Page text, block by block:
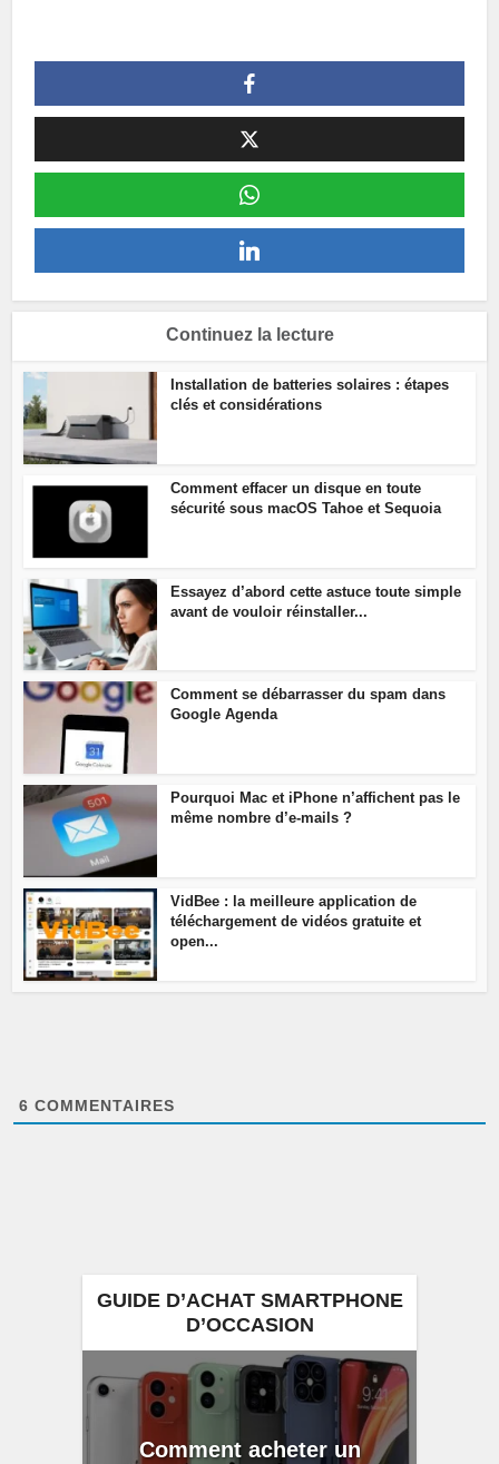
Continuez la lecture
Installation de batteries solaires : étapes
clés et considérations
Comment effacer un disque en toute
sécurité sous macOS Tahoe et Sequoia
Essayez d’abord cette astuce toute simple
avant de vouloir réinstaller...
Comment se débarrasser du spam dans
Google Agenda
Pourquoi Mac et iPhone n’affichent pas le
même nombre d’e-mails ?
VidBee : la meilleure application de
téléchargement de vidéos gratuite et
open...
6 COMMENTAIRES
GUIDE D’ACHAT SMARTPHONE
D’OCCASION
Comment acheter un